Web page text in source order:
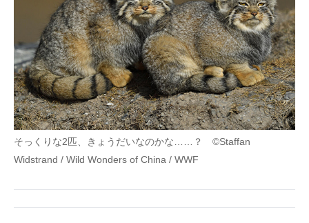
そっくりな2匹、きょうだいなのかな……？ ©Staffan
Widstrand / Wild Wonders of China / WWF